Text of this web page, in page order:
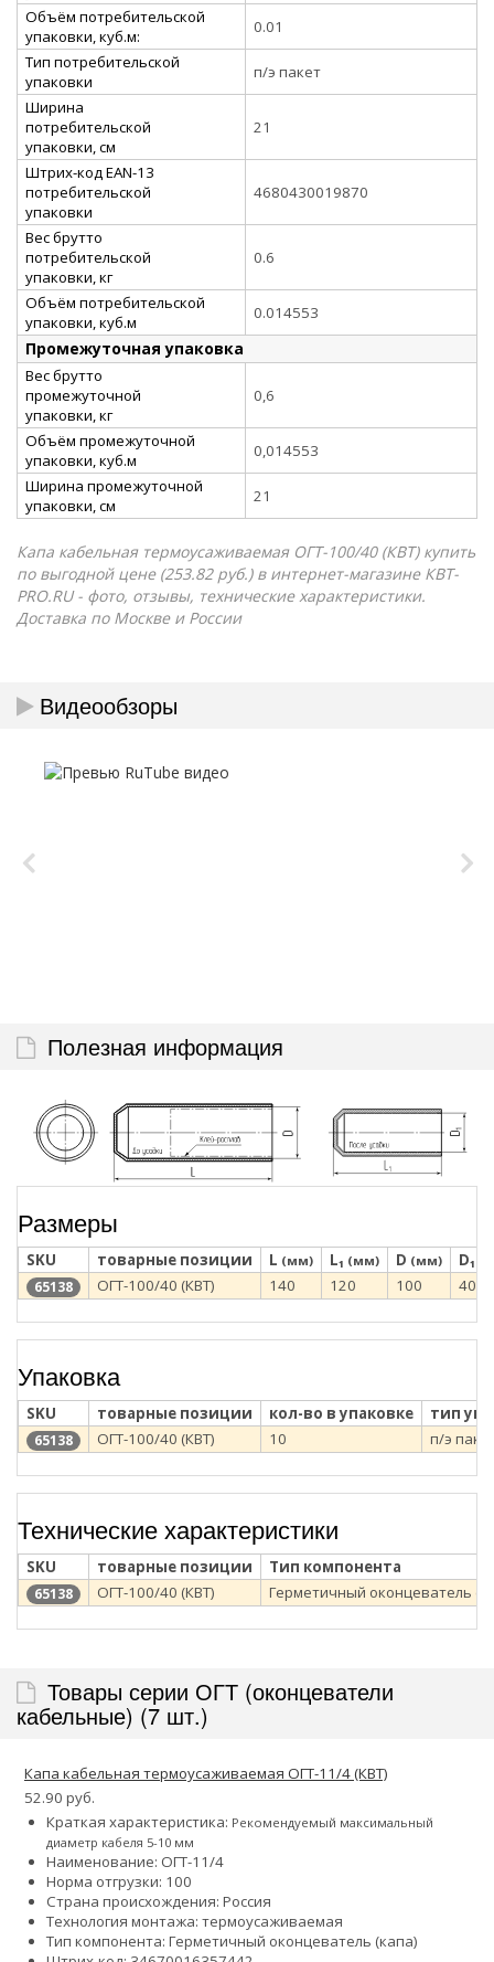
Объём потребительской
упаковки, куб.м:
0.01
Тип потребительской
упаковки
п/э пакет
Ширина
потребительской
упаковки, см
21
Штрих-код EAN-13
потребительской
упаковки
4680430019870
Вес брутто
потребительской
упаковки, кг
0.6
Объём потребительской
упаковки, куб.м
0.014553
Промежуточная упаковка
Вес брутто
промежуточной
упаковки, кг
0,6
Объём промежуточной
упаковки, куб.м
0,014553
Ширина промежуточной
упаковки, см
21
Капа кабельная термоусаживаемая ОГТ-100/40 (КВТ) купить
по выгодной цене (253.82 руб.) в интернет-магазине КВТ-
PRO.RU - фото, отзывы, технические характеристики.
Доставка по Москве и России
Видеообзоры
Полезная информация
Размеры
SKU товарные позиции L (мм) L₁ (мм) D (мм) D₁
65138 ОГТ-100/40 (КВТ) 140 120 100 40
Упаковка
SKU товарные позиции кол-во в упаковке тип
65138 ОГТ-100/40 (КВТ) 10 п/э
Технические характеристики
SKU товарные позиции Тип компонента
65138 ОГТ-100/40 (КВТ) Герметичный оконцеватель
Товары серии ОГТ (оконцеватели
кабельные) (7 шт.)
Капа кабельная термоусаживаемая ОГТ-11/4 (КВТ)
52.90 руб.
Краткая характеристика: Рекомендуемый максимальный
диаметр кабеля 5-10 мм
Наименование: ОГТ-11/4
Норма отгрузки: 100
Страна происхождения: Россия
Технология монтажа: термоусаживаемая
Тип компонента: Герметичный оконцеватель (капа)